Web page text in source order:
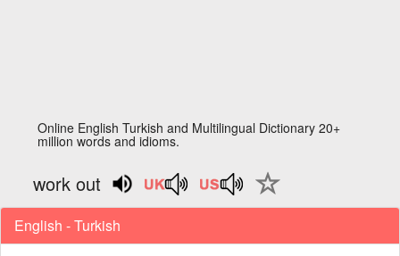
Online English Turkish and Multilingual Dictionary 20+
million words and idioms.
work out
English - Turkish